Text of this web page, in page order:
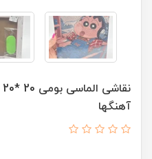
آهنگها